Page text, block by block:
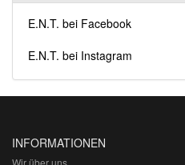
E.N.T. bei Facebook
E.N.T. bei Instagram
INFORMATIONEN
Wir über uns